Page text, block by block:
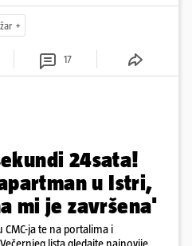
17
24sata!
u Istri,
mi je završena'
CMC-ja te na portalima i